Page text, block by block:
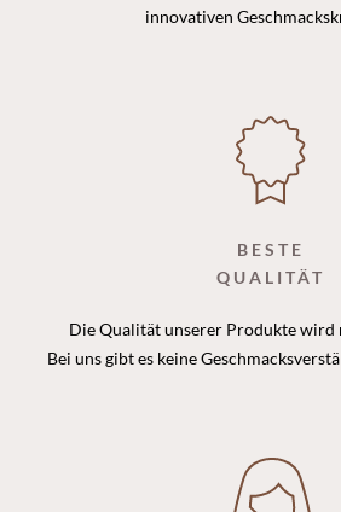
innovativen
BESTE
QUALITÄT
Die Qualität unserer Produkte wird
Bei uns gibt es keine